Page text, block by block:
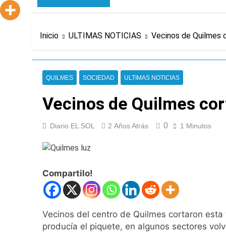
67 barrios full
El temporal se
7 Horas Atrás
Kicillof marchó
8 Horas Atrás
Renunció el
8 Horas Atrás
Masiva
9 Horas Atrás
La Diócesis de
10 Horas Atrás
La Línea 148
Inicio ULTIMAS NOTICIAS Vecinos de Quilmes
QUILMES SOCIEDAD ULTIMAS NOTICIAS
Vecinos de Quilmes
Diario EL SOL 2 Años Atrás 0 1 Minutos
Compartilo!
Vecinos del centro de Quilmes cortaron
producía el piquete, en algunos sectores